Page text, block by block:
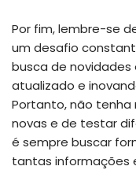
Por fim, lembre-se
um desafio
busca de
atualizado e
Portanto, não tenha
novas e de testar
é sempre buscar
tantas informações